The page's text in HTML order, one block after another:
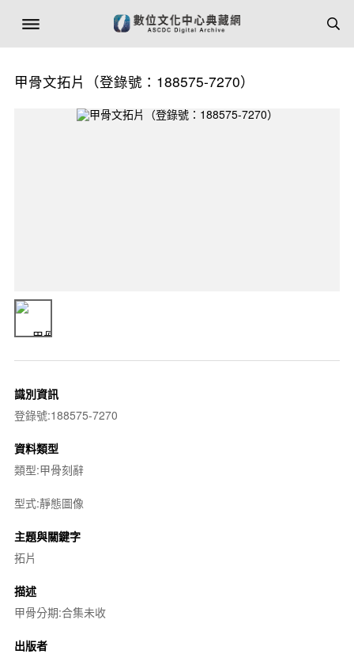
甲骨文拓片（登錄號：188575-7270）
識別資訊
登錄號:188575-7270
資料類型
類型:甲骨刻辭
型式:靜態圖像
主題與關鍵字
拓片
描述
甲骨分期:合集未收
出版者